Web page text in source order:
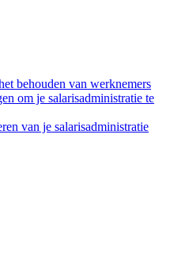
behouden van werknemers
om je salarisadministratie te
van je salarisadministratie